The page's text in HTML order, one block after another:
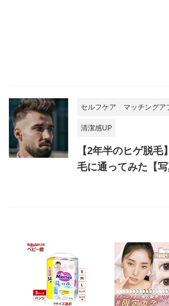
セルフケア マッチングア
清潔感UP
【2年半のヒゲ脱
毛に通ってみた【写